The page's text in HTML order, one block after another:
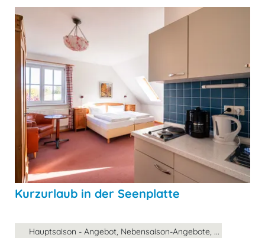
Kurzurlaub in der Seenplatte
Hauptsaison - Angebot, Nebensaison-Angebote, ...